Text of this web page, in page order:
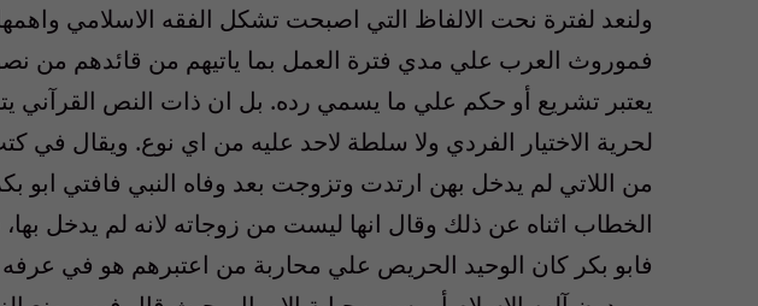
ولنعد لفترة نحت الالفاظ التي اصبحت تشكل الفقه الاسلامي
فموروث العرب علي مدي فترة العمل بما ياتيهم من قائدهم من
يعتبر تشريع أو حكم علي ما يسمي رده. بل ان ذات النص القرآني
لحرية الاختيار الفردي ولا سلطة لاحد عليه من اي نوع. ويقال في
من اللاتي لم يدخل بهن ارتدت وتزوجت بعد وفاه النبي فافتي ابو بكر
الخطاب اثناه عن ذلك وقال انها ليست من زوجاته لانه لم يدخل
فابو بكر كان الوحيد الحريص علي محاربة من اعتبرهم هو في عرفه